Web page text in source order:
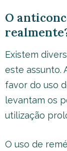
O
Existem
este assunto.
favor do uso
levantam os
utilização
O uso de